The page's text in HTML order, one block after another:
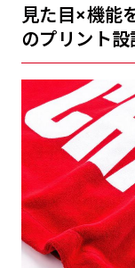
見た目×機能
のプリント